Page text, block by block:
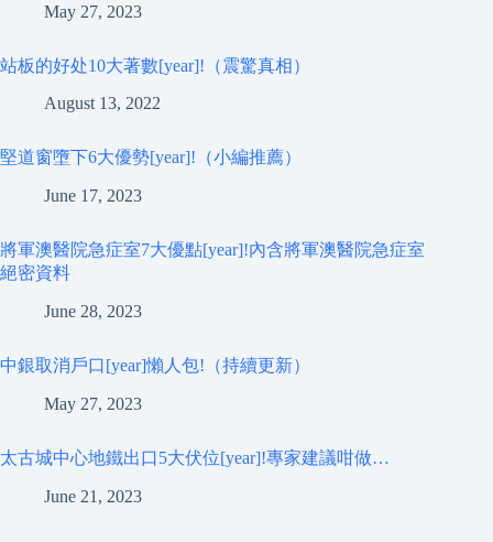
May 27, 2023
站板的好处10大著數[year]!（震驚真相）
August 13, 2022
堅道窗墮下6大優勢[year]!（小編推薦）
June 17, 2023
將軍澳醫院急症室7大優點[year]!內含將軍澳醫院急症室
絕密資料
June 28, 2023
中銀取消戶口[year]懶人包!（持續更新）
May 27, 2023
太古城中心地鐵出口5大伏位[year]!專家建議咁做…
June 21, 2023